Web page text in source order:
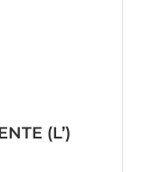
(L’)